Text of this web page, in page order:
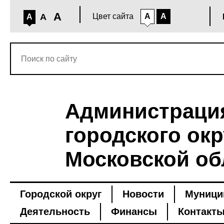
A A A Цвет сайта A A
городского
Московской
Городской округ Новости
Деятельность
Финансы